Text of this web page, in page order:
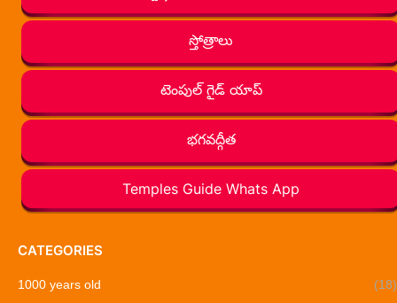
స్తోత్రాలు
టెంపుల్ గైడ్ యాప్
భగవద్గీత
Temples Guide Whats App
CATEGORIES
1000 years old (18)